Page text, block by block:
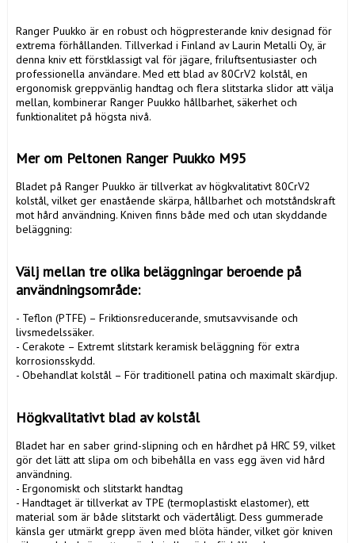
Ranger Puukko är en robust och högpresterande kniv designad för
extrema förhållanden. Tillverkad i Finland av Laurin Metalli Oy, är
denna kniv ett förstklassigt val för jägare, friluftsentusiaster och
professionella användare. Med ett blad av 80CrV2 kolstål, en
ergonomisk greppvänlig handtag och flera slitstarka slidor att välja
mellan, kombinerar Ranger Puukko hållbarhet, säkerhet och
funktionalitet på högsta nivå.
Mer om Peltonen Ranger Puukko M95
Bladet på Ranger Puukko är tillverkat av högkvalitativt 80CrV2
kolstål, vilket ger enastående skärpa, hållbarhet och motståndskraft
mot hård användning. Kniven finns både med och utan skyddande
beläggning:
Välj mellan tre olika beläggningar beroende på
användningsområde:
- Teflon (PTFE) – Friktionsreducerande, smutsavvisande och
livsmedelssäker.
- Cerakote – Extremt slitstark keramisk beläggning för extra
korrosionsskydd.
- Obehandlat kolstål – För traditionell patina och maximalt skärdjup.
Högkvalitativt blad av kolstål
Bladet har en saber grind-slipning och en hårdhet på HRC 59, vilket
gör det lätt att slipa om och bibehålla en vass egg även vid hård
användning.
- Ergonomiskt och slitstarkt handtag
- Handtaget är tillverkat av TPE (termoplastiskt elastomer), ett
material som är både slitstarkt och vädertåligt. Dess gummerade
känsla ger utmärkt grepp även med blöta händer, vilket gör kniven